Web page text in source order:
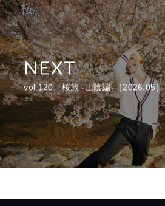
NEXT
vol.120 桜旅 -山陰編-［2026.05］